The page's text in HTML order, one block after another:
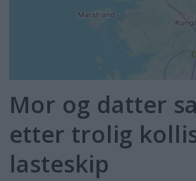
Mor og datter
etter trolig
lasteskip